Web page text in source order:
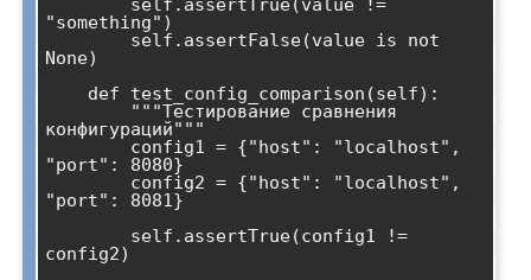
"something")
None)
конфигураций"""
"port": 8080}
"port": 8081}
config2)